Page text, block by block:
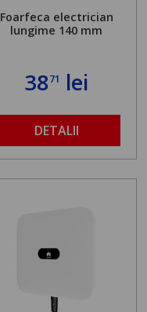
Foarfeca electrician
lungime 140 mm
3871 lei
DETALII